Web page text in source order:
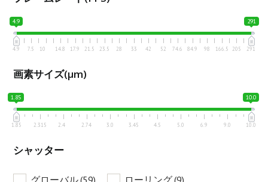
4.9 291
4.9 7.5 10 14.8 17.9 21.5 23.5 28 33 42 52 74.6 84.9 98 166.5 205 291
画素サイズ(μm)
1.85 10.0
1.85 2.315 2.4 2.74 3.0 3.45 4.5 5.0 6.9 9.0 10.0
シャッター
グローバル(59) ローリング(9)